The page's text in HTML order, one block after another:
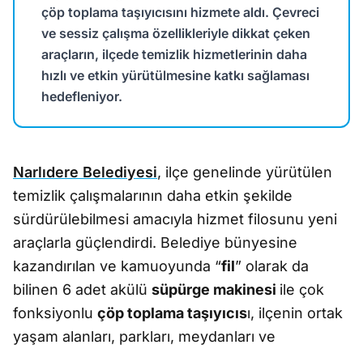
çöp toplama taşıyıcısını hizmete aldı. Çevreci
ve sessiz çalışma özellikleriyle dikkat çeken
araçların, ilçede temizlik hizmetlerinin daha
hızlı ve etkin yürütülmesine katkı sağlaması
hedefleniyor.
Narlıdere Belediyesi, ilçe genelinde yürütülen
temizlik çalışmalarının daha etkin şekilde
sürdürülebilmesi amacıyla hizmet filosunu yeni
araçlarla güçlendirdi. Belediye bünyesine
kazandırılan ve kamuoyunda “fil” olarak da
bilinen 6 adet akülü süpürge makinesi ile çok
fonksiyonlu çöp toplama taşıyıcısı, ilçenin ortak
yaşam alanları, parkları, meydanları ve